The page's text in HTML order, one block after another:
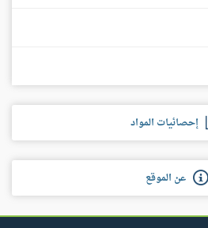
إحصائيات المواد
عن الموقع